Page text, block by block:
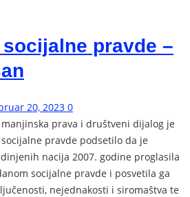
pravde –
20, 2023 0
prava i društveni dijalog je
pravde podsetilo da je
nacija 2007. godine proglasila
socijalne pravde i posvetila ga
nejednakosti i siromaštva te